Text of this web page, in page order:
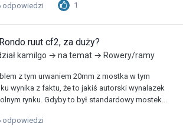
odpowiedzi 1
ruut cf2, za duży?
kamilgo → na temat → Rowery/ramy
z tym urwaniem 20mm z mostka w tym
wynika z faktu, że to jakiś autorski wynalazek
rynku. Gdyby to był standardowy mostek...
odpowiedzi